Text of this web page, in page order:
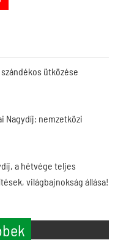
ütközése
Nagydíj: nemzetközi
a hétvége teljes
világbajnokság állása!